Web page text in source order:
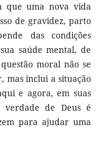
que uma nova vida
de gravidez, parto
das condições
saúde mental, de
moral não se
mas inclui a situação
e agora, em suas
verdade de Deus é
para ajudar uma